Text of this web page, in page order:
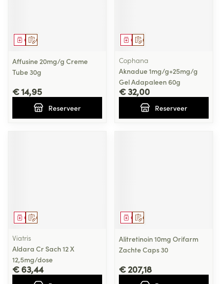
Op voorschrift
Geneesmiddel
Affusine 20mg/g Creme
Tube 30g
€ 14,95
Reserveer
Op voorschrift
Geneesmiddel
Cophana
Aknadue 1mg/g+25mg/g
Gel Adapaleen 60g
€ 32,00
Reserveer
Op voorschrift
Geneesmiddel
Viatris
Aldara Cr Sach 12 X
12,5mg/dose
€ 63,44
Op voorschrift
Geneesmiddel
Alitretinoin 10mg Orifarm
Zachte Caps 30
€ 207,18